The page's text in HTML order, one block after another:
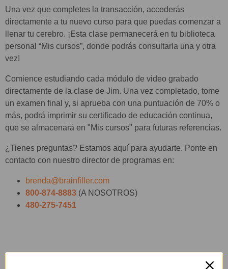
Una vez que completes la transacción, accederás
directamente a tu nuevo curso para que puedas comenzar a
llenar tu cerebro. ¡Esta clase permanecerá en tu biblioteca
personal “Mis cursos”, donde podrás consultarla una y otra
vez!
Comience estudiando cada módulo de video grabado
directamente de la clase de Jim. Una vez completado, tome
un examen final y, si aprueba con una puntuación de 70% o
más, podrá imprimir su certificado de educación continua,
que se almacenará en "Mis cursos" para futuras referencias.
¿Tienes preguntas? Estamos aquí para ayudarte. Ponte en
contacto con nuestro director de programas en:
brenda@brainfiller.com
800-874-8883 (A NOSOTROS)
480-275-7451
Productos relacionados